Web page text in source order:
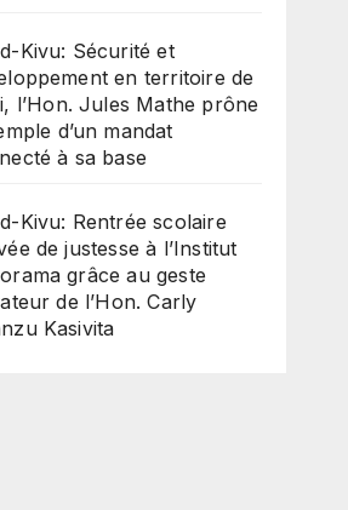
Kivu: Sécurité et
en territoire de
l’Hon. Jules Mathe prône
d’un mandat
à sa base
Kivu: Rentrée scolaire
de justesse à l’Institut
grâce au geste
de l’Hon. Carly
Kasivita